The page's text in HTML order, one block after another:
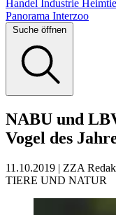
Handel Industrie
Panorama Interzoo
Suche öffnen
NABU und
Vogel des
11.10.2019 | ZZA
TIERE UND NATUR